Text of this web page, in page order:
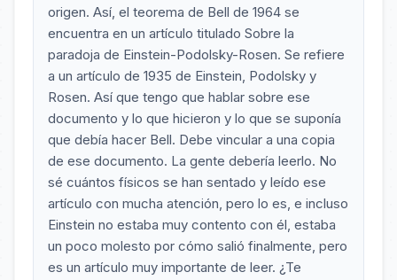
origen. Así, el teorema de Bell de 1964 se
encuentra en un artículo titulado Sobre la
paradoja de Einstein-Podolsky-Rosen. Se refiere
a un artículo de 1935 de Einstein, Podolsky y
Rosen. Así que tengo que hablar sobre ese
documento y lo que hicieron y lo que se suponía
que debía hacer Bell. Debe vincular a una copia
de ese documento. La gente debería leerlo. No
sé cuántos físicos se han sentado y leído ese
artículo con mucha atención, pero lo es, e incluso
Einstein no estaba muy contento con él, estaba
un poco molesto por cómo salió finalmente, pero
es un artículo muy importante de leer. ¿Te